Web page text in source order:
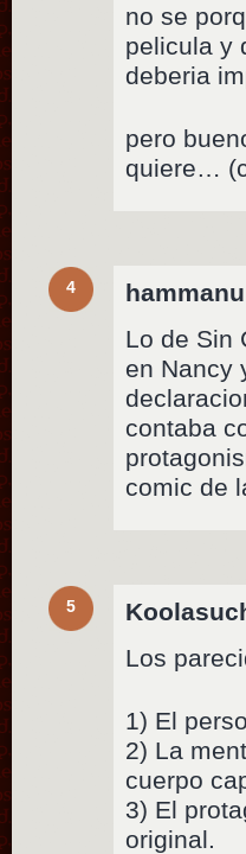
no se
pelicula y
deberia
pero
quiere…
4 hammanu
Lo de Sin
en Nancy
contaba
comic de
5
Los
1) El
2) La
cuerpo
3) El
original.